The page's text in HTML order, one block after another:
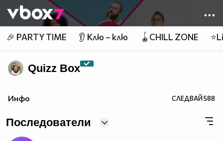
👾
🎉 PARTY TIME 👂 Клю – клю 🪀CHILL ZONE
Quizz Box
Инфо СЛЕДВАЙ588
Последователи